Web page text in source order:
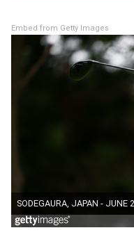
Embed from Getty Images